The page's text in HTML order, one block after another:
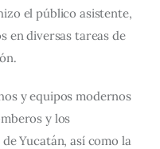
el público asistente,
en diversas tareas de
y equipos modernos
y los
Yucatán, así como la